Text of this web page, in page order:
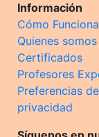
Información
Cómo
Quienes somos
Certificados
Profesores
Preferencias de
privacidad